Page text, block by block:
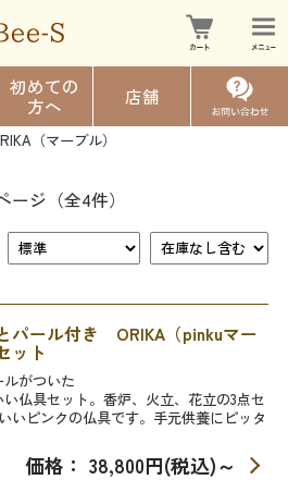
初めての
方へ
店舗
（マーブル）
ージ （全4件）
ール付き ORIKA（pinkuマー
ット
がついた
仏具セット。香炉、火立、花立の3点セ
いピンクの仏具です。手元供養にピッタ
価格： 38,800円(税込)～